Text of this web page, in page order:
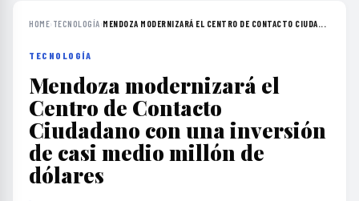
HOME› TECNOLOGÍA›MENDOZA MODERNIZARÁ EL CENTRO DE CONTACTO CIUDA...
TECNOLOGÍA
Mendoza modernizará el
Centro de Contacto
Ciudadano con una inversión
de casi medio millón de
dólares